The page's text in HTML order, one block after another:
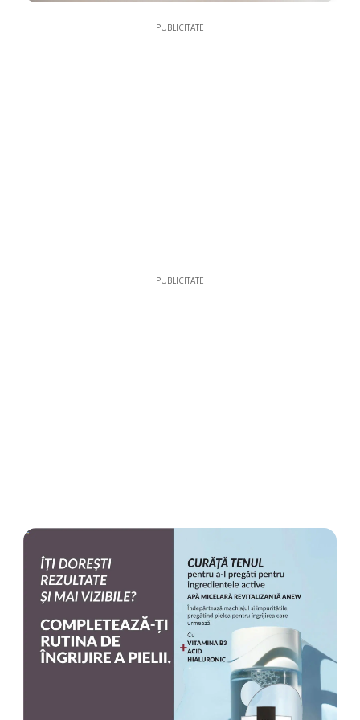
PUBLICITATE
PUBLICITATE